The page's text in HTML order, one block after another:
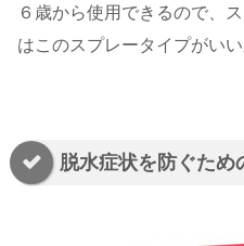
６歳から使用できるので、
はこのスプレータイプがい
脱水症状を防ぐた